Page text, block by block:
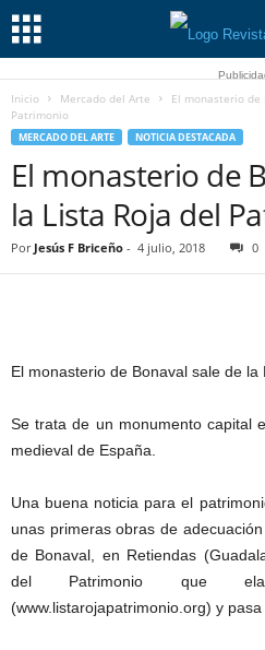
Inicio Mercado del Arte
El monasterio de
Patrimonio
MERCADO DEL ARTE NOTICIA DESTACADA
El monasterio de
la Lista Roja del
Por Jesús F Briceño - 4 julio, 2018 0
El monasterio de Bonaval sale de
Se trata de un monumento capital
medieval de España.
Una buena noticia para el
unas primeras obras de
de Bonaval, en Retiendas
del Patrimonio que
(www.listarojapatrimonio.org) y pasa